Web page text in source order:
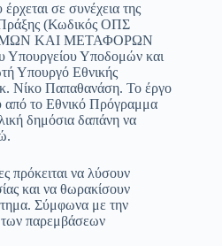
σε συνέχεια της
Πράξης (Κωδικός ΟΠΣ
ΚΑΙ ΜΕΤΑΦΟΡΩΝ
Υπουργείου Υποδομών και
Υπουργό Εθνικής
Νίκο Παπαθανάση. Το έργο
από το Εθνικό Πρόγραμμα
δημόσια δαπάνη να
πρόκειται να λύσουν
και να θωρακίσουν
Σύμφωνα με την
των παρεμβάσεων